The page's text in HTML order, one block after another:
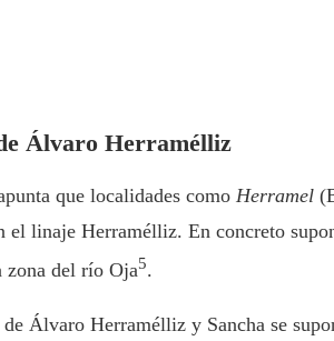
Álvaro Herramélliz
que localidades como Herramel
el linaje Herramélliz. En concreto
zona del río Oja5.
Álvaro Herramélliz y Sancha se